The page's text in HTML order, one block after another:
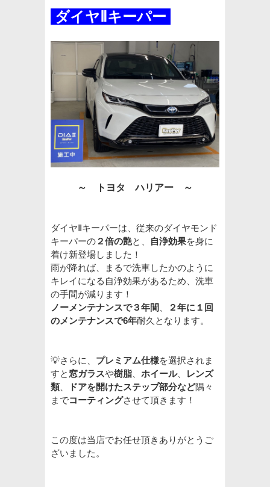
ダイヤ Ⅱキーパー
～ トヨタ ハリアー ～
ダイヤⅡキーパーは、従来のダイヤモンド
キーパーの ２倍の艶と、 自浄効果を身に
着け新登場しました！
雨が降れば、まるで洗車したかのように
キレイになる自浄効果があるため、洗車
の手間が減ります！
ノーメンテナンスで３年間
２年に１回
のメンテナンスで6年耐久となります。
💡さらに、 プレミアム仕様を選択されま
すと 窓ガラスや樹脂 ホイール、
レンズ
類
ドアを開けたステップ部分など隅々
までコーティングさせて頂きます！
この度は当店でお任せ頂きありがとうご
ざいました。